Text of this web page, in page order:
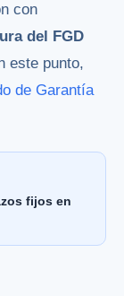
con
del FGD
este punto,
de Garantía
fijos en